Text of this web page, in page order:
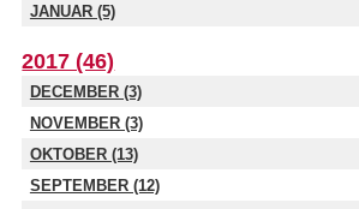
JANUAR (5)
2017 (46)
DECEMBER (3)
NOVEMBER (3)
OKTOBER (13)
SEPTEMBER (12)